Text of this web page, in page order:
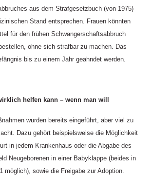
aus dem Strafgesetzbuch (von 1975)
Stand entsprechen. Frauen könnten
für den frühen Schwangerschaftsabbruch
ohne sich strafbar zu machen. Das
bis zu einem Jahr geahndet werden.
helfen kann – wenn man will
wurden bereits eingeführt, aber viel zu
Dazu gehört beispielsweise die Möglichkeit
in jedem Krankenhaus oder die Abgabe des
Neugeborenen in einer Babyklappe (beides in
möglich), sowie die Freigabe zur Adoption.